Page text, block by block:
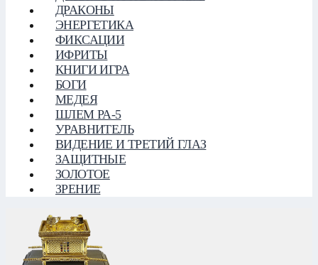
ДРАКОНЫ
ЭНЕРГЕТИКА
ФИКСАЦИИ
ИФРИТЫ
КНИГИ ИГРА
БОГИ
МЕДЕЯ
ШЛЕМ РА-5
УРАВНИТЕЛЬ
ВИДЕНИЕ И ТРЕТИЙ ГЛАЗ
ЗАЩИТНЫЕ
ЗОЛОТОЕ
ЗРЕНИЕ